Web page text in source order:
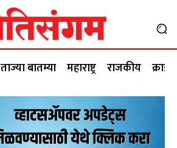
ताज्या बातम्या महाराष्ट्र राजकीय क्राईम